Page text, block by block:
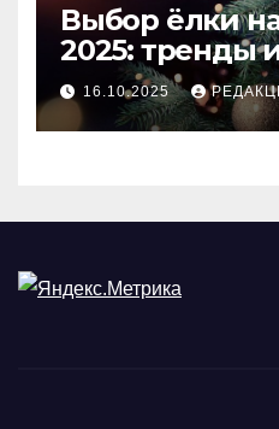
Выбор ёлки
2025: тренды
идеального
16.10.2025